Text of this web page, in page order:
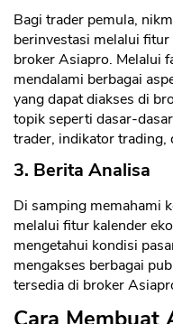
Bagi trader pemula,
berinvestasi melalui
broker Asiapro. Melalui
mendalami berbagai
yang dapat diakses di
topik seperti dasar-
trader, indikator trading,
3. Berita Analisa
Di samping memahami
melalui fitur kalender
mengetahui kondisi
mengakses berbagai
tersedia di broker
Cara Membuat